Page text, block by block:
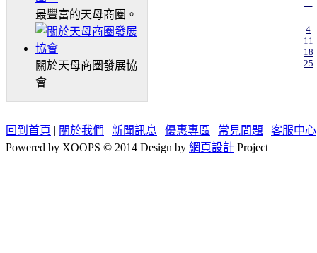
最豐富的天母商圈。
關於天母商圈發展協
會
一
4
11
18
25
回到首頁 | 關於我們 | 新聞訊息 | 優惠專區 | 常見問題 | 客服中心
Powered by XOOPS © 2014 Design by 網頁設計 Project